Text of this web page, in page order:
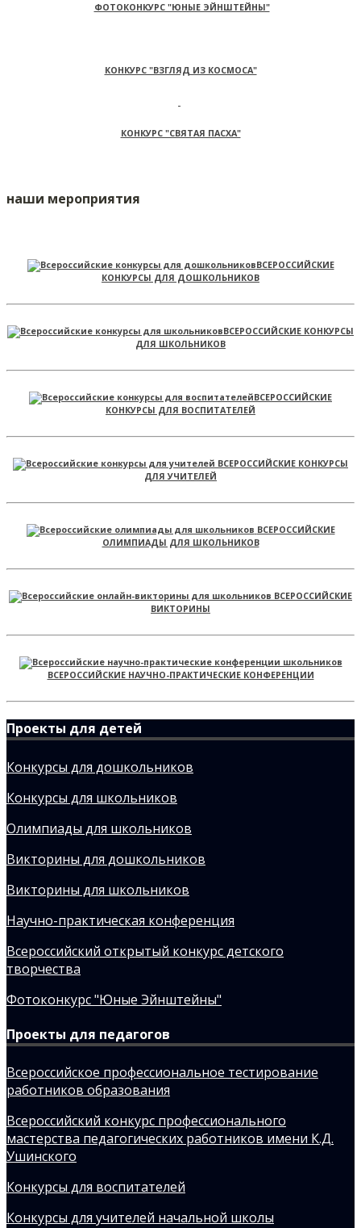
ФОТОКОНКУРС "ЮНЫЕ ЭЙНШТЕЙНЫ"
КОНКУРС "ВЗГЛЯД ИЗ КОСМОСА"
КОНКУРС "СВЯТАЯ ПАСХА"
наши мероприятия
ВСЕРОССИЙСКИЕ
КОНКУРСЫ ДЛЯ ДОШКОЛЬНИКОВ
ВСЕРОССИЙСКИЕ КОНКУРСЫ
ДЛЯ ШКОЛЬНИКОВ
ВСЕРОССИЙСКИЕ
КОНКУРСЫ ДЛЯ ВОСПИТАТЕЛЕЙ
ВСЕРОССИЙСКИЕ КОНКУРСЫ
ДЛЯ УЧИТЕЛЕЙ
ВСЕРОССИЙСКИЕ
ОЛИМПИАДЫ ДЛЯ ШКОЛЬНИКОВ
ВСЕРОССИЙСКИЕ
ВИКТОРИНЫ
ВСЕРОССИЙСКИЕ НАУЧНО-ПРАКТИЧЕСКИЕ КОНФЕРЕНЦИИ
Проекты для детей
Конкурсы для дошкольников
Конкурсы для школьников
Олимпиады для школьников
Викторины для дошкольников
Викторины для школьников
Научно-практическая конференция
Всероссийский открытый конкурс детского
творчества
Фотоконкурс "Юные Эйнштейны"
Проекты для педагогов
Всероссийское профессиональное тестирование
работников образования
Всероссийский конкурс профессионального
мастерства педагогических работников имени К.Д.
Ушинского
Конкурсы для воспитателей
Конкурсы для учителей начальной школы